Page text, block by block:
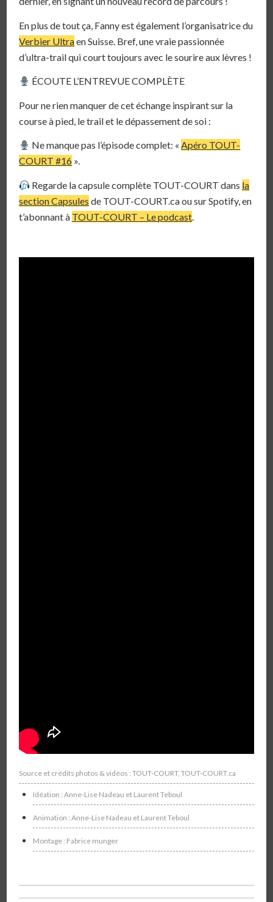
En plus de tout ça, Fanny est également l’organisatrice du
Verbier Ultraen Suisse. Bref, une vraie passionnée
d’ultra-trail qui court toujours avec le sourire aux lèvres !
ÉCOUTE L’ENTREVUE COMPLÈTE
Pour ne rien manquer de cet échange inspirant sur la
course à pied, le trail et le dépassement de soi :
Ne manque pas l’épisode complet: «Apéro TOUT-
COURT #16 ».
Regarde la capsule complète TOUT-COURT dans la
section Capsules de TOUT-COURT.ca ou sur Spotify, en
t’abonnant à TOUT-COURT – Le podcast.
Source et crédits photos & vidéos : TOUT-COURT, TOUT-COURT.ca
Idéation : Anne-Lise Nadeau et Laurent Teboul
Animation : Anne-Lise Nadeau et Laurent Teboul
Montage : Fabrice munger